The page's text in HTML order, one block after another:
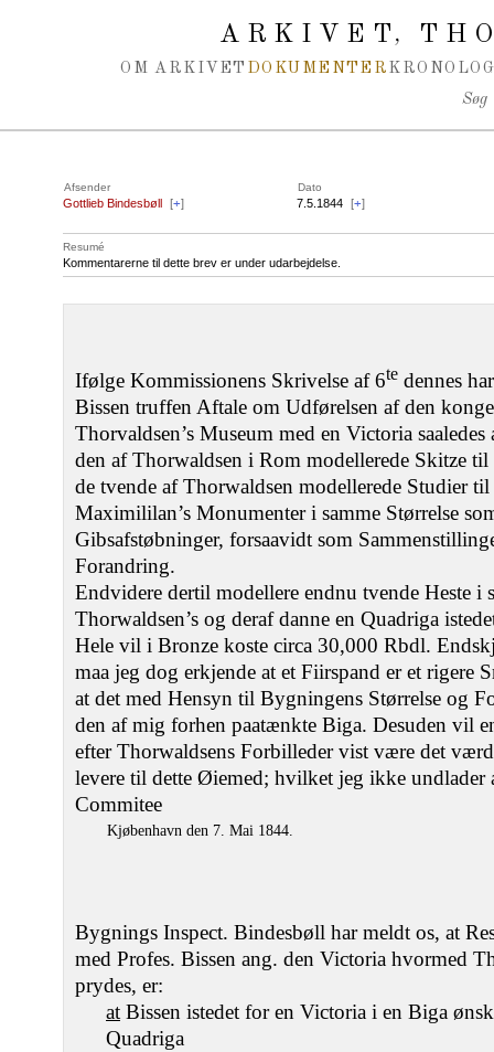
ARKIVET,
OM ARKIVET DOKUMENTER
Søg
Afsender Dato
Gottlieb Bindesbøll [+] 7.5.1844 [+]
Resumé
Kommentarerne til dette brev er under udarbejdelse.
Ifølge Kommissionens Skrivelse af 6te dennes
Bissen truffen Aftale om Udførelsen af den
Thorvaldsen’s Museum med en Victoria
den af Thorwaldsen i Rom modellerede Skitze
de tvende af Thorwaldsen modellerede Studier
Maximililan’s Monumenter i samme Størrelse
Gibsafstøbninger, forsaavidt som
Forandring.
Endvidere dertil modellere endnu tvende Heste i
Thorwaldsen’s og deraf danne en Quadriga
Hele vil i Bronze koste circa 30,000 Rbdl.
maa jeg dog erkjende at et Fiirspand er et rigere
at det med Hensyn til Bygningens Størrelse og
den af mig forhen paatænkte Biga. Desuden vil
efter Thorwaldsens Forbilleder vist være det
levere til dette Øiemed; hvilket jeg ikke undlader
Commitee
Kjøbenhavn den 7. Mai 1844.
Bygnings Inspect. Bindesbøll har meldt os, at
med Profes. Bissen ang. den Victoria hvormed
prydes, er:
at Bissen istedet for en Victoria i en Biga
Quadriga